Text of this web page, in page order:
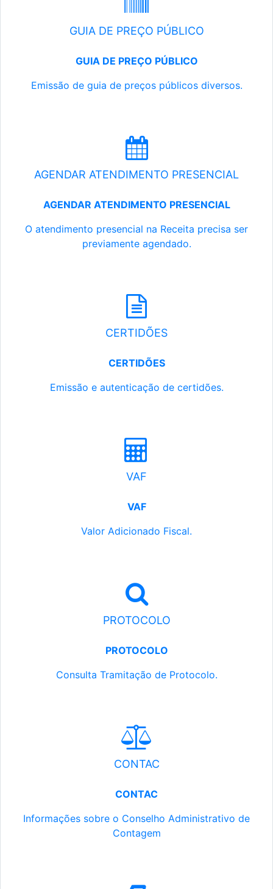
GUIA DE PREÇO PÚBLICO
GUIA DE PREÇO PÚBLICO
Emissão de guia de preços públicos diversos.
AGENDAR ATENDIMENTO PRESENCIAL
AGENDAR ATENDIMENTO PRESENCIAL
O atendimento presencial na Receita precisa ser
previamente agendado.
CERTIDÕES
CERTIDÕES
Emissão e autenticação de certidões.
VAF
VAF
Valor Adicionado Fiscal.
PROTOCOLO
PROTOCOLO
Consulta Tramitação de Protocolo.
CONTAC
CONTAC
Informações sobre o Conselho Administrativo de
Contagem